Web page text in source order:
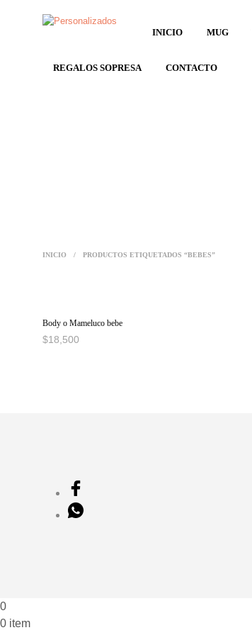
INICIO MUG
REGALOS SOPRESA CONTACTO
INICIO / PRODUCTOS ETIQUETADOS “BEBES”
Body o Mameluco bebe
$18,500
0
0 item